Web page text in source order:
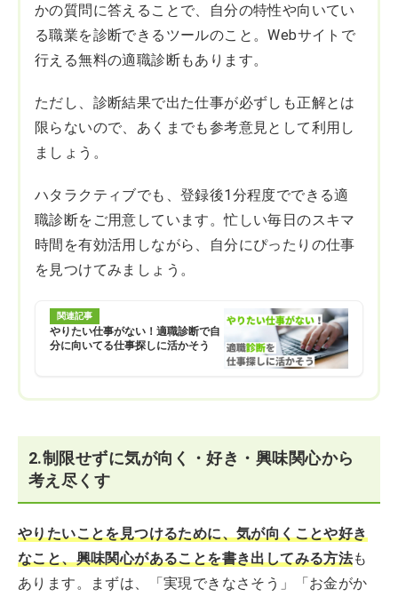
かの質問に答えることで、自分の特性や向いてい
る職業を診断できるツールのこと。Webサイトで
行える無料の適職診断もあります。
ただし、診断結果で出た仕事が必ずしも正解とは
限らないので、あくまでも参考意見として利用し
ましょう。
ハタラクティブでも、登録後1分程度でできる適
職診断をご用意しています。忙しい毎日のスキマ
時間を有効活用しながら、自分にぴったりの仕事
を見つけてみましょう。
関連記事
やりたい仕事がない！適職診断で自
分に向いてる仕事探しに活かそう
2.制限せずに気が向く・好き・興味関心から
考え尽くす
やりたいことを見つけるために、気が向くことや好き
なこと、興味関心があることを書き出してみる方法も
あります。まずは、「実現できなさそう」「お金がか